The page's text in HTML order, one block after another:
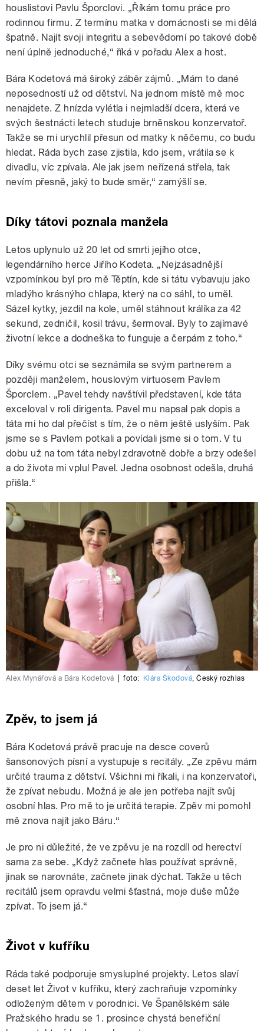
houslistovi Pavlu Šporclovi. „Říkám tomu práce pro
rodinnou firmu. Z termínu matka v domácnosti se mi dělá
špatně. Najít svoji integritu a sebevědomí po takové době
není úplně jednoduché,“ říká v pořadu Alex a host.
Bára Kodetová má široký záběr zájmů. „Mám to dané
neposedností už od dětství. Na jednom místě mě moc
nenajdete. Z hnízda vylétla i nejmladší dcera, která ve
svých šestnácti letech studuje brněnskou konzervatoř.
Takže se mi urychlil přesun od matky k něčemu, co budu
hledat. Ráda bych zase zjistila, kdo jsem, vrátila se k
divadlu, víc zpívala. Ale jak jsem neřízená střela, tak
nevím přesně, jaký to bude směr,“ zamýšlí se.
Díky tátovi poznala manžela
Letos uplynulo už 20 let od smrti jejího otce,
legendárního herce Jiřího Kodeta. „Nejzásadnější
vzpomínkou byl pro mě Těptín, kde si tátu vybavuju jako
mladýho krásnýho chlapa, který na co sáhl, to uměl.
Sázel kytky, jezdil na kole, uměl stáhnout králíka za 42
sekund, zedničil, kosil trávu, šermoval. Byly to zajímavé
životní lekce a dodneška to funguje a čerpám z toho.“
Díky svému otci se seznámila se svým partnerem a
později manželem, houslovým virtuosem Pavlem
Šporclem. „Pavel tehdy navštívil představení, kde táta
exceloval v roli dirigenta. Pavel mu napsal pak dopis a
táta mi ho dal přečíst s tím, že o něm ještě uslyším. Pak
jsme se s Pavlem potkali a povídali jsme si o tom. V tu
dobu už na tom táta nebyl zdravotně dobře a brzy odešel
a do života mi vplul Pavel. Jedna osobnost odešla, druhá
přišla.“
Alex Mynářová a Bára Kodetová foto: Klára Škodová,Český rozhlas
Zpěv, to jsem já
Bára Kodetová právě pracuje na desce coverů
šansonových písní a vystupuje s recitály. „Ze zpěvu mám
určité trauma z dětství. Všichni mi říkali, i na konzervatoři,
že zpívat nebudu. Možná je ale jen potřeba najít svůj
osobní hlas. Pro mě to je určitá terapie. Zpěv mi pomohl
mě znova najít jako Báru.“
Je pro ni důležité, že ve zpěvu je na rozdíl od herectví
sama za sebe. „Když začnete hlas používat správně,
jinak se narovnáte, začnete jinak dýchat. Takže u těch
recitálů jsem opravdu velmi šťastná, moje duše může
zpívat. To jsem já.“
Život v kufříku
Ráda také podporuje smysluplné projekty. Letos slaví
deset let Život v kufříku, který zachraňuje vzpomínky
odloženým dětem v porodnici. Ve Španělském sále
Pražského hradu se 1. prosince chystá benefiční